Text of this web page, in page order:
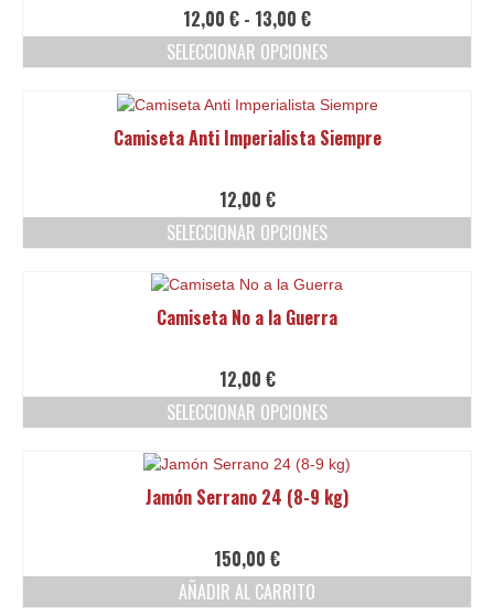
producto
Las
opciones
se
elegir
en
la
producto
12,00 € - 13,00 €Rango
de
precios:
12,00 €
hasta
13,00 €
SELECCIONAR OPCIONES
producto
múltiples
Las
opciones
se
pueden
elegir
la
producto
Camiseta Anti Imperialista Siempre
12,00 €
SELECCIONAR OPCIONES
producto
múltiples
Las
opciones
se
elegir
la
producto
Camiseta No a la Guerra
12,00 €
SELECCIONAR OPCIONES
producto
múltiples
Las
opciones
se
Jamón Serrano 24 (8-9 kg)
150,00 €
AÑADIR AL CARRITO